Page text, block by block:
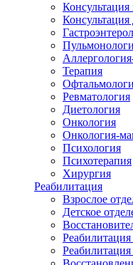
Консультация
Консультация
Терапия
Ревматология
Диетология
Онкология
Онкология-
Психология
Психотерапия
Хирургия
Реабилитация
Взрослое
Детское